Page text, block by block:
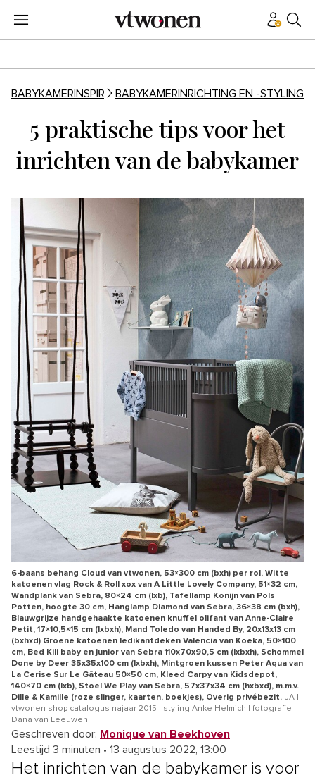
BABYKAMERINSPIRATIEBABYKAMERINRICHTING EN -STYLING
5 praktische tips voor het
inrichten van de babykamer
6-baans behang Cloud van vtwonen, 53×300 cm (bxh) per rol, Witte
katoenen vlag Rock & Roll xox van A Little Lovely Company, 51×32 cm,
Wandplank van Sebra, 80×24 cm (lxb), Tafellamp Konijn van Pols
Potten, hoogte 30 cm, Hanglamp Diamond van Sebra, 36×38 cm (bxh),
Blauwgrijze handgehaakte katoenen knuffel olifant van Anne-Claire
Petit, 17×10,5×15 cm (lxbxh), Mand Toledo van Handed By, 20x13x13 cm
(bxhxd) Groene katoenen ledikantdeken Valencia van Koeka, 50×100
cm, Bed Kili baby en junior van Sebra 110x70x90,5 cm (lxbxh), Schommel
Done by Deer 35x35x100 cm (lxbxh), Mintgroen kussen Peter Aqua van
La Cerise Sur Le Gâteau 50×50 cm, Kleed Carpy van Kidsdepot,
140×70 cm (lxb), Stoel We Play van Sebra, 57x37x34 cm (hxbxd), m.m.v.
Dille & Kamille (roze slinger, kaarten, boekjes), Overig privébezit. JA |
vtwonen shop catalogus najaar 2015 | styling Anke Helmich | fotografie
Dana van Leeuwen
Geschreven door: Monique van Beekhoven
Leestijd 3 minuten • 13 augustus 2022, 13:00
Het inrichten van de babykamer is voor